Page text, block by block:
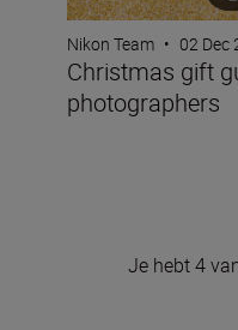
Nikon Team • 02 Dec
Christmas gift
photographers
Je hebt 4